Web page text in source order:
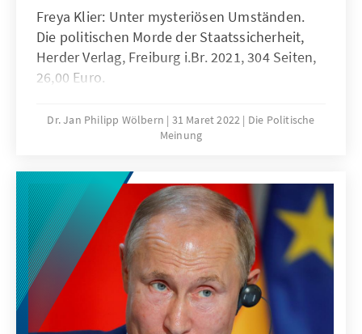
Freya Klier: Unter mysteriösen Umständen.
Die politischen Morde der Staatssicherheit,
Herder Verlag, Freiburg i.Br. 2021, 304 Seiten,
26,00 Euro.
Dr. Jan Philipp Wölbern 31 Maret 2022
Die Politische
Meinung